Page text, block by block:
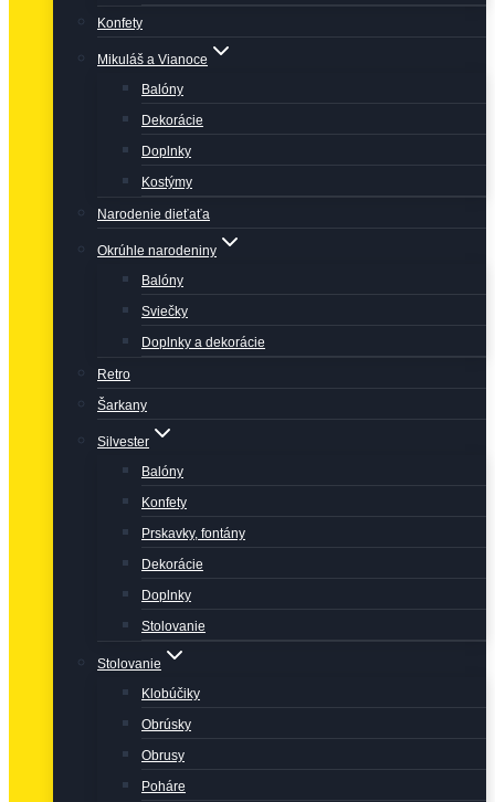
Konfety
Mikuláš a Vianoce
Balóny
Dekorácie
Doplnky
Kostýmy
Narodenie dieťaťa
Okrúhle narodeniny
Balóny
Sviečky
Doplnky a dekorácie
Retro
Šarkany
Silvester
Balóny
Konfety
Prskavky, fontány
Dekorácie
Doplnky
Stolovanie
Stolovanie
Klobúčiky
Obrúsky
Obrusy
Poháre